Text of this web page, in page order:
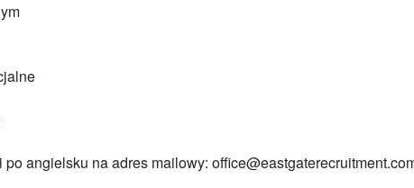
angielsku na adres mailowy: